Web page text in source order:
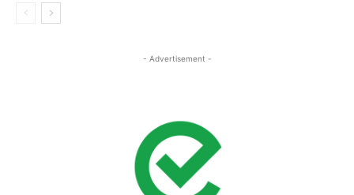
- Advertisement -